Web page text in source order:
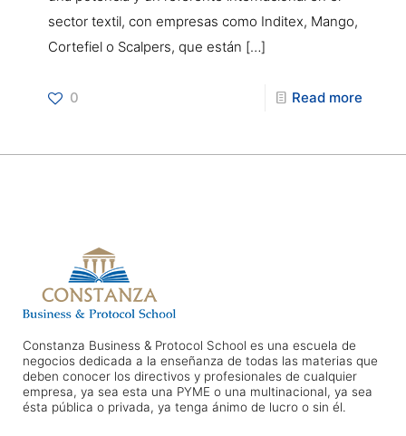
sector textil, con empresas como Inditex, Mango,
Cortefiel o Scalpers, que están […]
0 Read more
Constanza Business & Protocol School es una escuela de
negocios dedicada a la enseñanza de todas las materias que
deben conocer los directivos y profesionales de cualquier
empresa, ya sea esta una PYME o una multinacional, ya sea
ésta pública o privada, ya tenga ánimo de lucro o sin él.